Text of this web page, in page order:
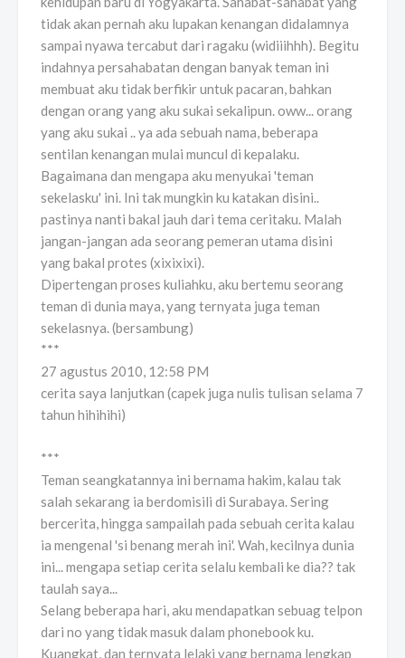
tidak akan pernah aku lupakan kenangan didalamnya
sampai nyawa tercabut dari ragaku (widiiihhh). Begitu
indahnya persahabatan dengan banyak teman ini
membuat aku tidak berfikir untuk pacaran, bahkan
dengan orang yang aku sukai sekalipun. oww... orang
yang aku sukai .. ya ada sebuah nama, beberapa
sentilan kenangan mulai muncul di kepalaku.
Bagaimana dan mengapa aku menyukai 'teman
sekelasku' ini. Ini tak mungkin ku katakan disini..
pastinya nanti bakal jauh dari tema ceritaku. Malah
jangan-jangan ada seorang pemeran utama disini
yang bakal protes (xixixixi).
Dipertengan proses kuliahku, aku bertemu seorang
teman di dunia maya, yang ternyata juga teman
sekelasnya. (bersambung)
***
27 agustus 2010, 12:58 PM
cerita saya lanjutkan (capek juga nulis tulisan selama 7
tahun hihihihi)
***
Teman seangkatannya ini bernama hakim, kalau tak
salah sekarang ia berdomisili di Surabaya. Sering
bercerita, hingga sampailah pada sebuah cerita kalau
ia mengenal 'si benang merah ini'. Wah, kecilnya dunia
ini... mengapa setiap cerita selalu kembali ke dia?? tak
taulah saya...
Selang beberapa hari, aku mendapatkan sebuag telpon
dari no yang tidak masuk dalam phonebook ku.
Kuangkat, dan ternyata lelaki yang bernama lengkap